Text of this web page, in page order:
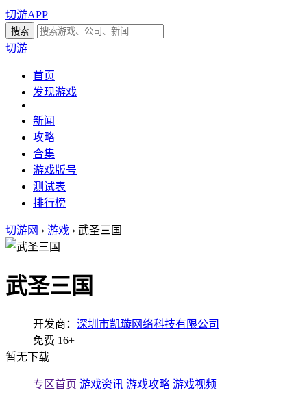
切游APP
切游
首页
发现游戏
新闻
攻略
合集
游戏版号
测试表
排行榜
切游网 › 游戏 › 武圣三国
武圣三国
开发商： 深圳市凯璇网络科技有限公司
免费 16+
暂无下载
专区首页 游戏资讯 游戏攻略 游戏视频